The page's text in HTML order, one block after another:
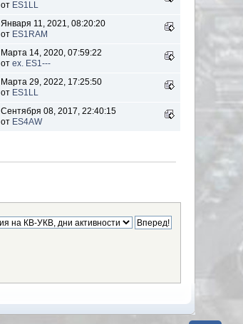
от ES1LL
Января 11, 2021, 08:20:20
от ES1RAM
Марта 14, 2020, 07:59:22
отex. ES1---
Марта 29, 2022, 17:25:50
от ES1LL
Сентября 08, 2017, 22:40:15
от ES4AW